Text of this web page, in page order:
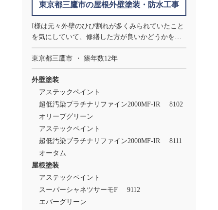
東京都三鷹市の屋根外壁塗装・防水工事
I様は元々外壁のひび割れが多くみられていたこと
を気にしていて、修繕した方が良いかどうかを知
るために参加された勉強会でヤネカベと出会いま
した。非常に好奇心が強いご夫婦で、外観のお色
をガラッと変えたい、柱の部分をアクセントにで
きないかとワクワクされているのが印象的でし
た。
東京都三鷹市 築年数12年
外壁塗装
アステックペイント
超低汚染プラチナリファイン2000MF-IR
8102
オリーブグリーン
アステックペイント
超低汚染プラチナリファイン2000MF-IR
8111
オータム
屋根塗装
アステックペイント
スーパーシャネツサーモF
9112
エバーグリーン